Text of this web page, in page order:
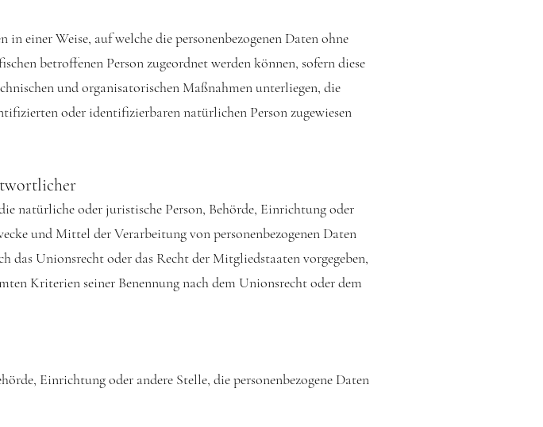
einer Weise, auf welche die personenbezogenen Daten ohne
betroffenen Person zugeordnet werden können, sofern diese
und organisatorischen Maßnahmen unterliegen, die
oder identifizierbaren natürlichen Person zugewiesen
natürliche oder juristische Person, Behörde, Einrichtung oder
und Mittel der Verarbeitung von personenbezogenen Daten
Unionsrecht oder das Recht der Mitgliedstaaten vorgegeben,
Kriterien seiner Benennung nach dem Unionsrecht oder dem
Einrichtung oder andere Stelle, die personenbezogene Daten